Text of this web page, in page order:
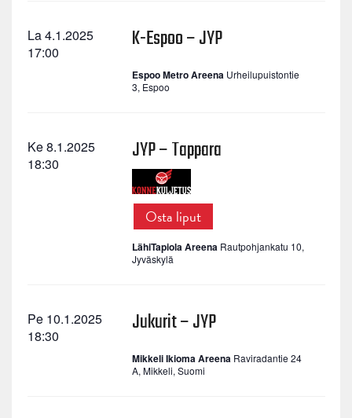
La 4.1.2025
17:00
K-Espoo – JYP
Espoo Metro Areena Urheilupuistontie
3, Espoo
Ke 8.1.2025
18:30
JYP – Tappara
Osta liput
LähiTapiola Areena Rautpohjankatu 10,
Jyväskylä
Pe 10.1.2025
18:30
Jukurit – JYP
Mikkeli Ikioma Areena Raviradantie 24
A, Mikkeli, Suomi